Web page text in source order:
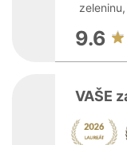
9.6
VAŠE